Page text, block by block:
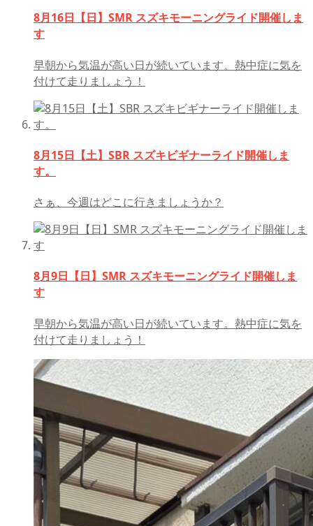
8月16日【日】SMR スズキモーニングライド開催しま
す
早朝から気温が高い日が続いています。熱中症に気を
付けて走りましょう！
8月15日【土】SBR スズキビギナーライド開催しま
す。
さぁ、今週はどこに行きましょうか？
8月9日【日】SMR スズキモーニングライド開催しま
す
早朝から気温が高い日が続いています。熱中症に気を
付けて走りましょう！